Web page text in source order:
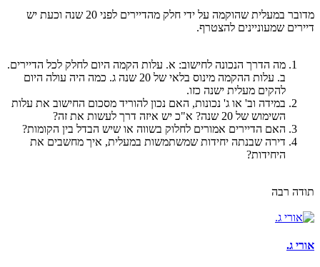
מדובר במעלית שהוקמה על ידי חלק מהדיירים לפני 20 שנה וכעת יש
דיירים שמעוניינים להצטרף.
מה הדרך הנכונה לחישוב: א. עלות הקמה היום לחלק לכל הדיירים.
ב. עלות ההקמה מינוס בלאי של 20 שנה ג. כמה היה עולה היום
להקים מעלית ישנה כזו.
במידה וב' או ג' נכונות, האם נכון להוריד מסכום החישוב את עלות
השימוש של 20 שנה? א"כ יש איזה דרך לעשות את זה?
האם הדיירים אמורים לחלוק בשווה או שיש הבדל בין הקומות?
דירה שבנתה יחידות שמשתמשות במעלית, איך מחשבים את
היחידות?
תודה רבה
אורי ג.